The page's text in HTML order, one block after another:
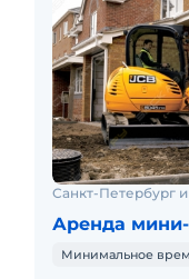
Санкт-Петербург
Аренда мини-
Минимальное